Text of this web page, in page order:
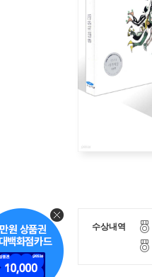
수상내역